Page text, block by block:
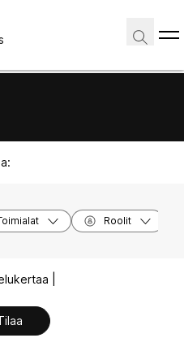
Roolit
|